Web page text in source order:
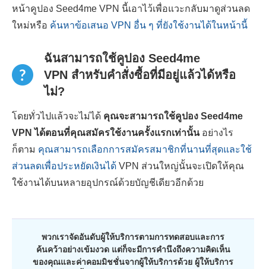
หน้าคูปอง Seed4me VPN นี้เอาไว้เพื่อแวะกลับมาดูส่วนลด
ใหม่หรือ ค้นหาข้อเสนอ VPN อื่น ๆ ที่ยังใช้งานได้ในหน้านี้
ฉันสามารถใช้คูปอง Seed4me
VPN สำหรับคำสั่งซื้อที่มีอยู่แล้วได้หรือ
ไม่?
โดยทั่วไปแล้วจะไม่ได้ คุณจะสามารถใช้คูปอง Seed4me
VPN ได้ตอนที่คุณสมัครใช้งานครั้งแรกเท่านั้นอย่างไร
ก็ตาม คุณสามารถเลือกการสมัครสมาชิกที่นานที่สุดและใช้
ส่วนลดเพื่อประหยัดเงินได้ VPN ส่วนใหญ่นั้นจะเปิดให้คุณ
ใช้งานได้บนหลายอุปกรณ์ด้วยบัญชีเดียวอีกด้วย
พวกเราจัดอันดับผู้ให้บริการตามการทดสอบและการ
ค้นคว้าอย่างเข้มงวด แต่ก็จะมีการคำนึงถึงความคิดเห็น
ของคุณและค่าคอมมิชชั่นจากผู้ให้บริการด้วย ผู้ให้บริการ